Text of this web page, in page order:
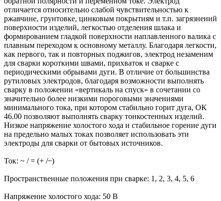
отличается относительно слабой чувствительностью к
ржавчине, грунтовке, цинковым покрытиям и т.п. загрязнений
поверхности изделий, легкостью отделения шлака и
формированием гладкой поверхности наплавленного валика с
плавным переходом к основному металлу. Благодаря легкости,
как первого, так и повторных поджигов, электрод незаменим
для сварки короткими швами, прихваток и сварке с
периодическими обрывами дуги. В отличие от большинства
рутиловых электродов, благодаря возможности выполнять
сварку в положении «вертикаль на спуск» в сочетании со
значительно более низкими пороговыми значениями
минимального тока, при котором стабильно горит дуга, ОК
46.00 позволяют выполнять сварку тонкостенных изделий.
Низкое напряжение холостого хода и стабильное горение дуги
на предельно малых токах позволяет использовать эти
электроды для сварки от бытовых источников.
Ток: ~ / = (+ / ̶ )
Пространственные положения при сварке: 1, 2, 3, 4, 5, 6
Напряжение холостого хода: 50 В